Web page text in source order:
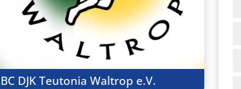
BC DJK Teutonia Waltrop e.V.